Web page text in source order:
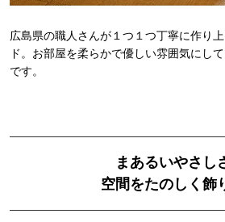
広島県の職人さんが１つ１つ丁寧に作り
ド。お部屋を柔らかで優しい雰囲気にし
です。
まあるいやさし
空間をたのしく飾